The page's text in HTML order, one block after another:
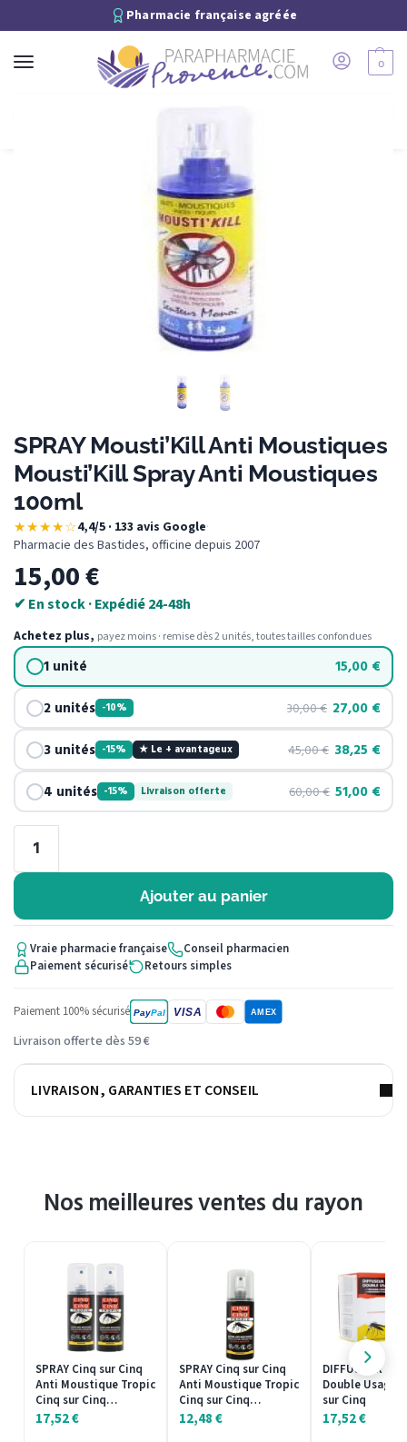
Pharmacie française agréée
0
SPRAY Mousti’Kill Anti Moustiques
Mousti’Kill Spray Anti Moustiques
100ml
★★★★☆4,4/5 · 133 avis Google·
Pharmacie des Bastides, officine depuis 2007
15,00€
✔ En stock · Expédié 24-48h
Achetez plus, payez moins · remise dès 2 unités, toutes tailles confondues
1 unité 15,00 €
2 unités -10% 30,00€ 27,00 €
3 unités -15% ★ Le + avantageux 45,00€ 38,25 €
4 unités -15% Livraison offerte 60,00€ 51,00 €
Ajouter au panier
Vraie pharmacie française
Conseil pharmacien
Paiement sécurisé
Retours simples
Paiement 100% sécurisé PayPal VISA AMEX
Livraison offerte dès 59 €
LIVRAISON, GARANTIES ET CONSEIL
Nos meilleures ventes du rayon
SPRAY Cinq sur Cinq
Anti Moustique Tropic
Cinq sur Cinq…
17,52€
SPRAY Cinq sur Cinq
Anti Moustique Tropic
Cinq sur Cinq…
12,48€
DIFFUSEUR
Double Usage
sur Cinq
17,52€